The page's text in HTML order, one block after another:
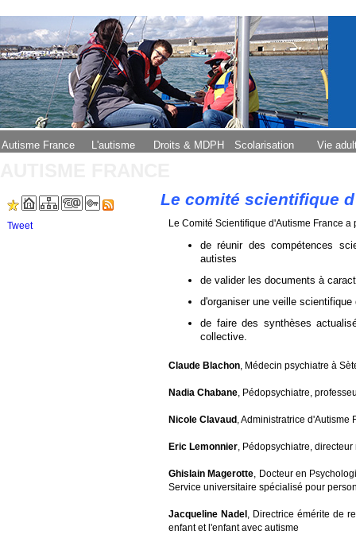
France L'autisme Droits & MDPH Scolarisation Vie
Tweet
Le comité scientifique
Le Comité Scientifique d'Autisme France a
de réunir des compétences
autistes
de valider les documents à
d'organiser une veille
de faire des synthèses
collective.
Claude Blachon, Médecin psychiatre à
Nadia Chabane, Pédopsychiatre,
Nicole Clavaud , Administratrice
Eric Lemonnier, Pédopsychiatre,
Ghislain Magerotte, Docteur en
Service universitaire spécialisé pour
Jacqueline Nadel , Directrice émérite de
enfant et l'enfant avec autisme